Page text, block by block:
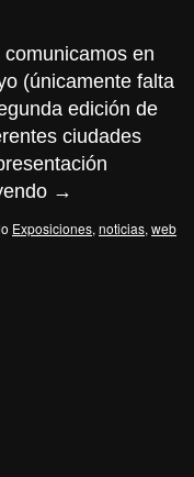
en
(únicamente falta
edición de
ciudades
→
Exposiciones, noticias, web